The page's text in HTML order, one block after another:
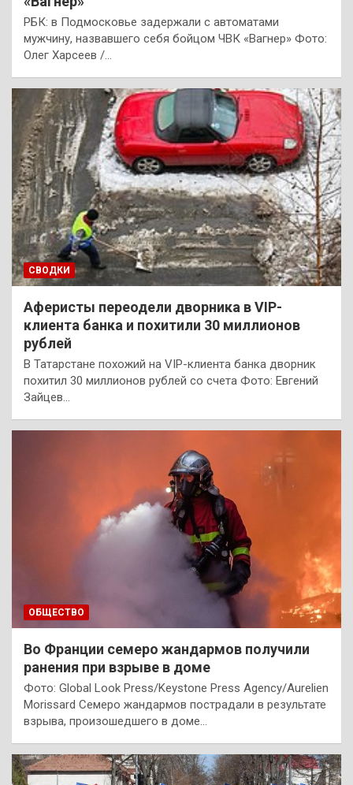
РБК: в Подмосковье задержали с автоматами
мужчину, назвавшего себя бойцом ЧВК «Вагнер» Фото:
Олег Харсеев /…
СВОДКИ
Аферисты переодели дворника в VIP-
клиента банка и похитили 30 миллионов
рублей
В Татарстане похожий на VIP-клиента банка дворник
похитил 30 миллионов рублей со счета Фото: Евгений
Зайцев…
ОБЩЕСТВО
Во Франции семеро жандармов получили
ранения при взрыве в доме
Фото: Global Look Press/Keystone Press Agency/Aurelien
Morissard Семеро жандармов пострадали в результате
взрыва, произошедшего в доме…